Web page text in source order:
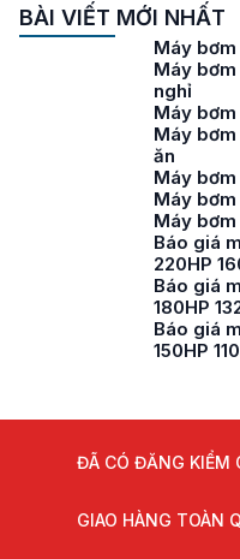
BÀI VIẾT MỚI NHẤT
Máy
Máy
nghỉ
Máy
Máy
ăn
Máy
Máy
Máy
Báo giá
220HP
Báo giá
180HP
Báo giá
150HP
ĐÃ CÓ ĐĂNG KIỂM
GIAO HÀNG TOÀN